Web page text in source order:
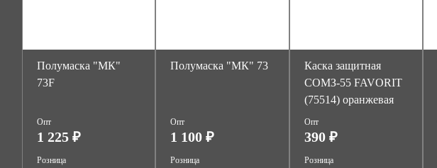
Полумаска "МК"
73F
Опт
1 225 ₽
Розница
Полумаска "МК" 73
Опт
1 100 ₽
Розница
Каска защитная
СОМЗ-55 FAVORIT
(75514) оранжевая
Опт
390 ₽
Розница